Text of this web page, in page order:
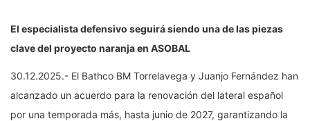
El especialista defensivo seguirá siendo una de las piezas
clave del proyecto naranja en ASOBAL
30.12.2025.- El Bathco BM Torrelavega y Juanjo Fernández han
alcanzado un acuerdo para la renovación del lateral español
por una temporada más, hasta junio de 2027, garantizando la